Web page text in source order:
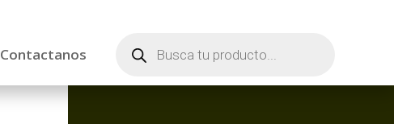
Contactanos productos